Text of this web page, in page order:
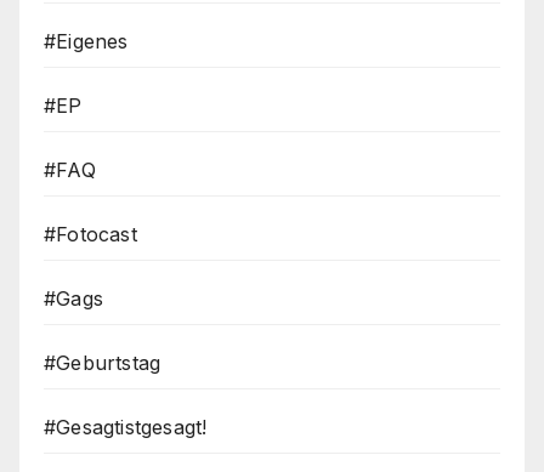
#Eigenes
#EP
#FAQ
#Fotocast
#Gags
#Geburtstag
#Gesagtistgesagt!